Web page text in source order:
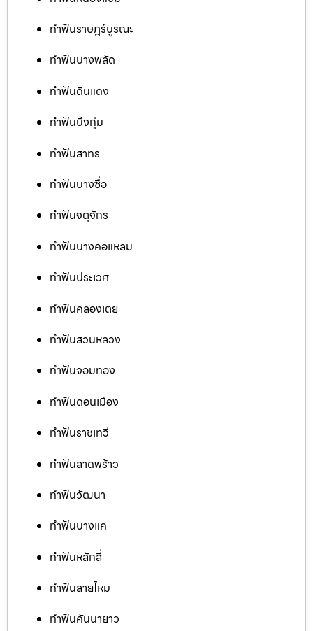
ทำฟันราษฎร์บูรณะ
ทำฟันบางพลัด
ทำฟันดินแดง
ทำฟันบึงกุ่ม
ทำฟันสาทร
ทำฟันบางซื่อ
ทำฟันจตุจักร
ทำฟันบางคอแหลม
ทำฟันประเวศ
ทำฟันคลองเตย
ทำฟันสวนหลวง
ทำฟันจอมทอง
ทำฟันดอนเมือง
ทำฟันราชเทวี
ทำฟันลาดพร้าว
ทำฟันวัฒนา
ทำฟันบางแค
ทำฟันหลักสี่
ทำฟันสายไหม
ทำฟันคันนายาว